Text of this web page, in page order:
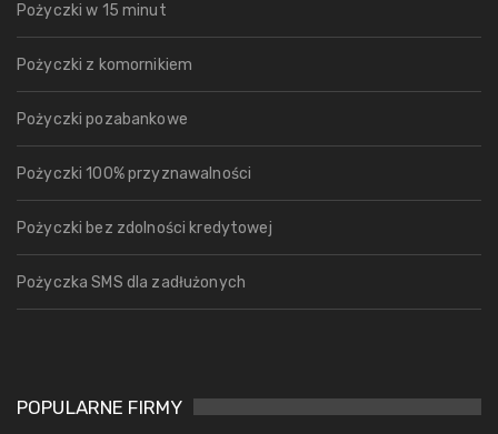
Pożyczki w 15 minut
Pożyczki z komornikiem
Pożyczki pozabankowe
Pożyczki 100% przyznawalności
Pożyczki bez zdolności kredytowej
Pożyczka SMS dla zadłużonych
POPULARNE FIRMY